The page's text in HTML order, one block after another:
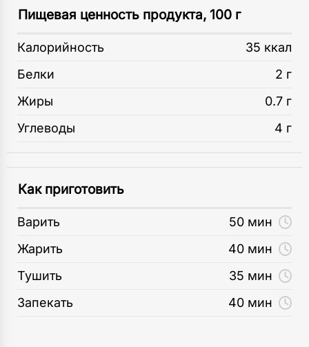
Пищевая ценность продукта, 100 г
Калорийность
35 ккал
Белки
2 г
Жиры
0.7 г
Углеводы
4 г
Как приготовить
Варить
50 мин
Жарить
40 мин
Тушить
35 мин
Запекать
40 мин